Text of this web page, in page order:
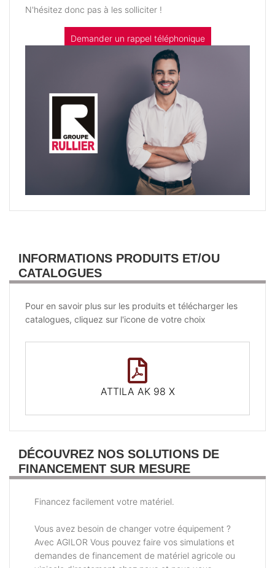
N'hésitez donc pas à les solliciter !
Demander un rappel téléphonique
INFORMATIONS PRODUITS ET/OU
CATALOGUES
Pour en savoir plus sur les produits et télécharger les
catalogues, cliquez sur l'icone de votre choix
ATTILA AK 98 X
DÉCOUVREZ NOS SOLUTIONS DE
FINANCEMENT SUR MESURE
Financez facilement votre matériel.
Vous avez besoin de changer votre équipement ?
Avec AGILOR Vous pouvez faire vos simulations et
demandes de financement de matériel agricole ou